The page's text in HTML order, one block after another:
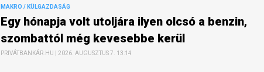
MAKRO / KÜLGAZDASÁG
Egy hónapja volt utoljára ilyen olcsó a benzin,
szombattól még kevesebbe kerül
PRIVÁTBANKÁR.HU | 2026. AUGUSZTUS 7. 13:14